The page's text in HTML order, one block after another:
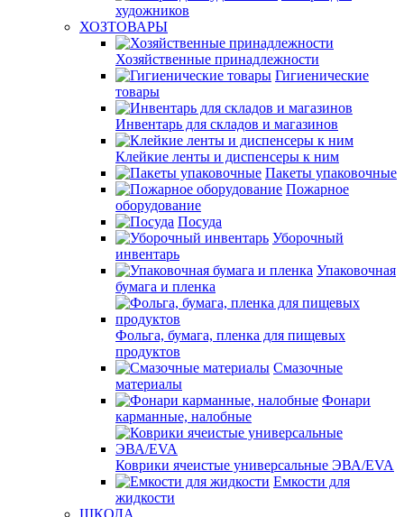
художников
ХОЗТОВАРЫ
Хозяйственные принадлежности
Гигиенические
товары
Инвентарь для складов и магазинов
Клейкие ленты и диспенсеры к ним
Пакеты упаковочные
Пожарное
оборудование
Посуда
Уборочный
инвентарь
Упаковочная
бумага и пленка
Фольга, бумага, пленка для пищевых
продуктов
Смазочные
материалы
Фонари
карманные, налобные
Коврики ячеистые универсальные ЭВА/EVA
Емкости для
жидкости
ШКОЛА